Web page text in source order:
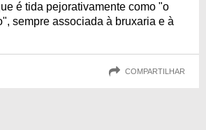
é tida pejorativamente como "o
sempre associada à bruxaria e à
COMPARTILHAR